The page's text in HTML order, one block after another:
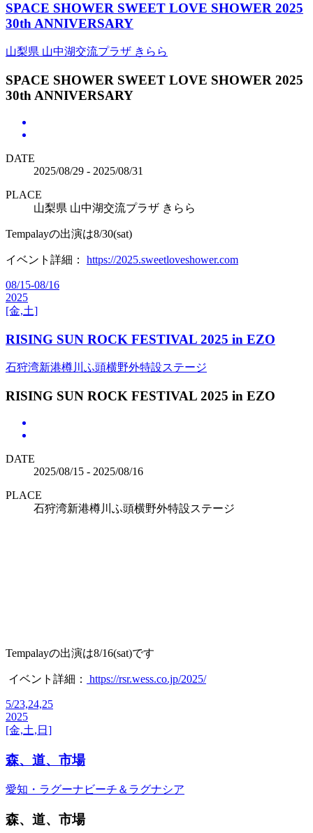
SPACE SHOWER SWEET LOVE SHOWER 2025
30th ANNIVERSARY
山梨県 山中湖交流プラザ きらら
SPACE SHOWER SWEET LOVE SHOWER 2025
30th ANNIVERSARY
DATE
2025/08/29 - 2025/08/31
PLACE
山梨県 山中湖交流プラザ きらら
Tempalayの出演は8/30(sat)
イベント詳細： https://2025.sweetloveshower.com
08/15-08/16
2025
[金,土]
RISING SUN ROCK FESTIVAL 2025 in EZO
石狩湾新港樽川ふ頭横野外特設ステージ
RISING SUN ROCK FESTIVAL 2025 in EZO
DATE
2025/08/15 - 2025/08/16
PLACE
石狩湾新港樽川ふ頭横野外特設ステージ
Tempalayの出演は8/16(sat)です
イベント詳細： https://rsr.wess.co.jp/2025/
5/23,24,25
2025
[金,土,日]
森、道、市場
愛知・ラグーナビーチ＆ラグナシア
森、道、市場